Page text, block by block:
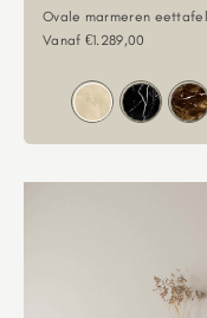
Ovale marmeren
Aanbiedingsprijs
Vanaf €1.289,00